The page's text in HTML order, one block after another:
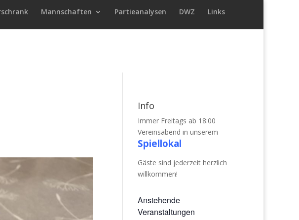
Mannschaften Partieanalysen DWZ Links
Info
Immer Freitags ab 18:00
Vereinsabend in unserem
Spiellokal
Gäste sind jederzeit herzlich
willkommen!
Anstehende
Veranstaltungen